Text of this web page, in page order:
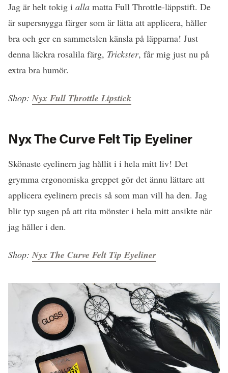
Jag är helt tokig i alla matta Full Throttle-läppstift. De
är supersnygga färger som är lätta att applicera, håller
bra och ger en sammetslen känsla på läpparna! Just
denna läckra rosalila färg, Trickster, får mig just nu på
extra bra humör.
Shop:Nyx Full Throttle Lipstick
Nyx The Curve Felt Tip Eyeliner
Skönaste eyelinern jag hållit i i hela mitt liv! Det
grymma ergonomiska greppet gör det ännu lättare att
applicera eyelinern precis så som man vill ha den. Jag
blir typ sugen på att rita mönster i hela mitt ansikte när
jag håller i den.
Shop:Nyx The Curve Felt Tip Eyeliner